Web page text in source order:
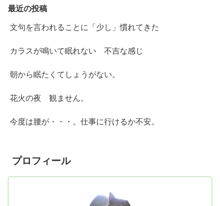
最近の投稿
文句を言われることに「少し」慣れてきた
カラスが鳴いて眠れない 不吉な感じ
朝から眠たくてしょうがない。
花火の夜 観ません。
今度は腰が・・・。仕事に行けるか不安。
プロフィール